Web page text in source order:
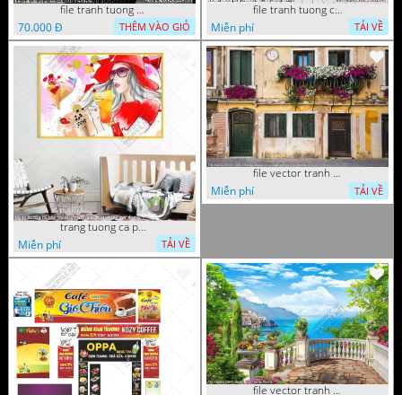
file tranh tuong quan cao 11032023 thien
70.000 Đ
THÊM VÀO GIỎ
file tranh tuong ca phe tra sua 20032023 hanh
Miễn phí
TẢI VỀ
trang tuong ca phe tra sua tra chanh 20022023 vvv
Miễn phí
TẢI VỀ
file vector tranh ngoi nha cu decor quan caffe dep mat
Miễn phí
TẢI VỀ
file vector tranh decor quan caffe